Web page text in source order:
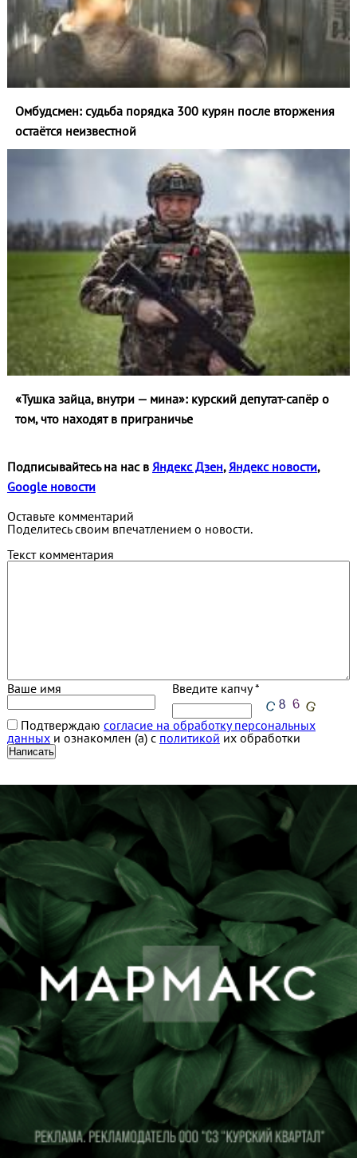
Омбудсмен: судьба порядка 300 курян после вторжения
остаётся неизвестной
«Тушка зайца, внутри — мина»: курский депутат-сапёр о
том, что находят в приграничье
Подписывайтесь на нас в Яндекс Дзен,Яндекс новости,
Google новости
Оставьте комментарий
Поделитесь своим впечатлением о новости.
Текст комментария
Ваше имя Введите капчу *
Подтверждаю согласие на обработку персональных
данныхи ознакомлен (а) с политикой их обработки